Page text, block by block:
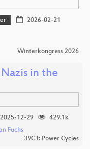
2026-02-21
Winterkongress 2026
in the
2025-12-29
429.1k
Fuchs
39C3: Power Cycles